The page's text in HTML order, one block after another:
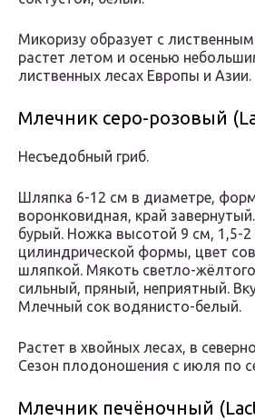
Микоризу образует с
растет летом и осенью
лиственных лесах Европы и Азии.
Млечник серо-розовый
Несъедобный гриб.
Шляпка 6-12 см в диаметре,
воронковидная, край
бурый. Ножка высотой 9 см, 1,5-
цилиндрической формы, цвет
шляпкой. Мякоть светло-
сильный, пряный, неприятный.
Млечный сок водянисто-белый.
Растет в хвойных лесах, в
Сезон плодоношения с июля по
Млечник печёночный